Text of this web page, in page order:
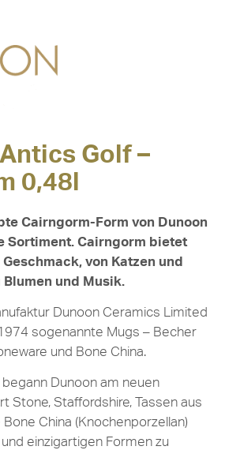
Golf –
0,48l
Cairngorm-Form von Dunoon
Sortiment. Cairngorm bietet
von Katzen und
Blumen und Musik.
Dunoon Ceramics Limited
sogenannte Mugs – Becher
und Bone China.
Dunoon am neuen
Stone, Staffordshire, Tassen aus
China (Knochenporzellan)
einzigartigen Formen zu